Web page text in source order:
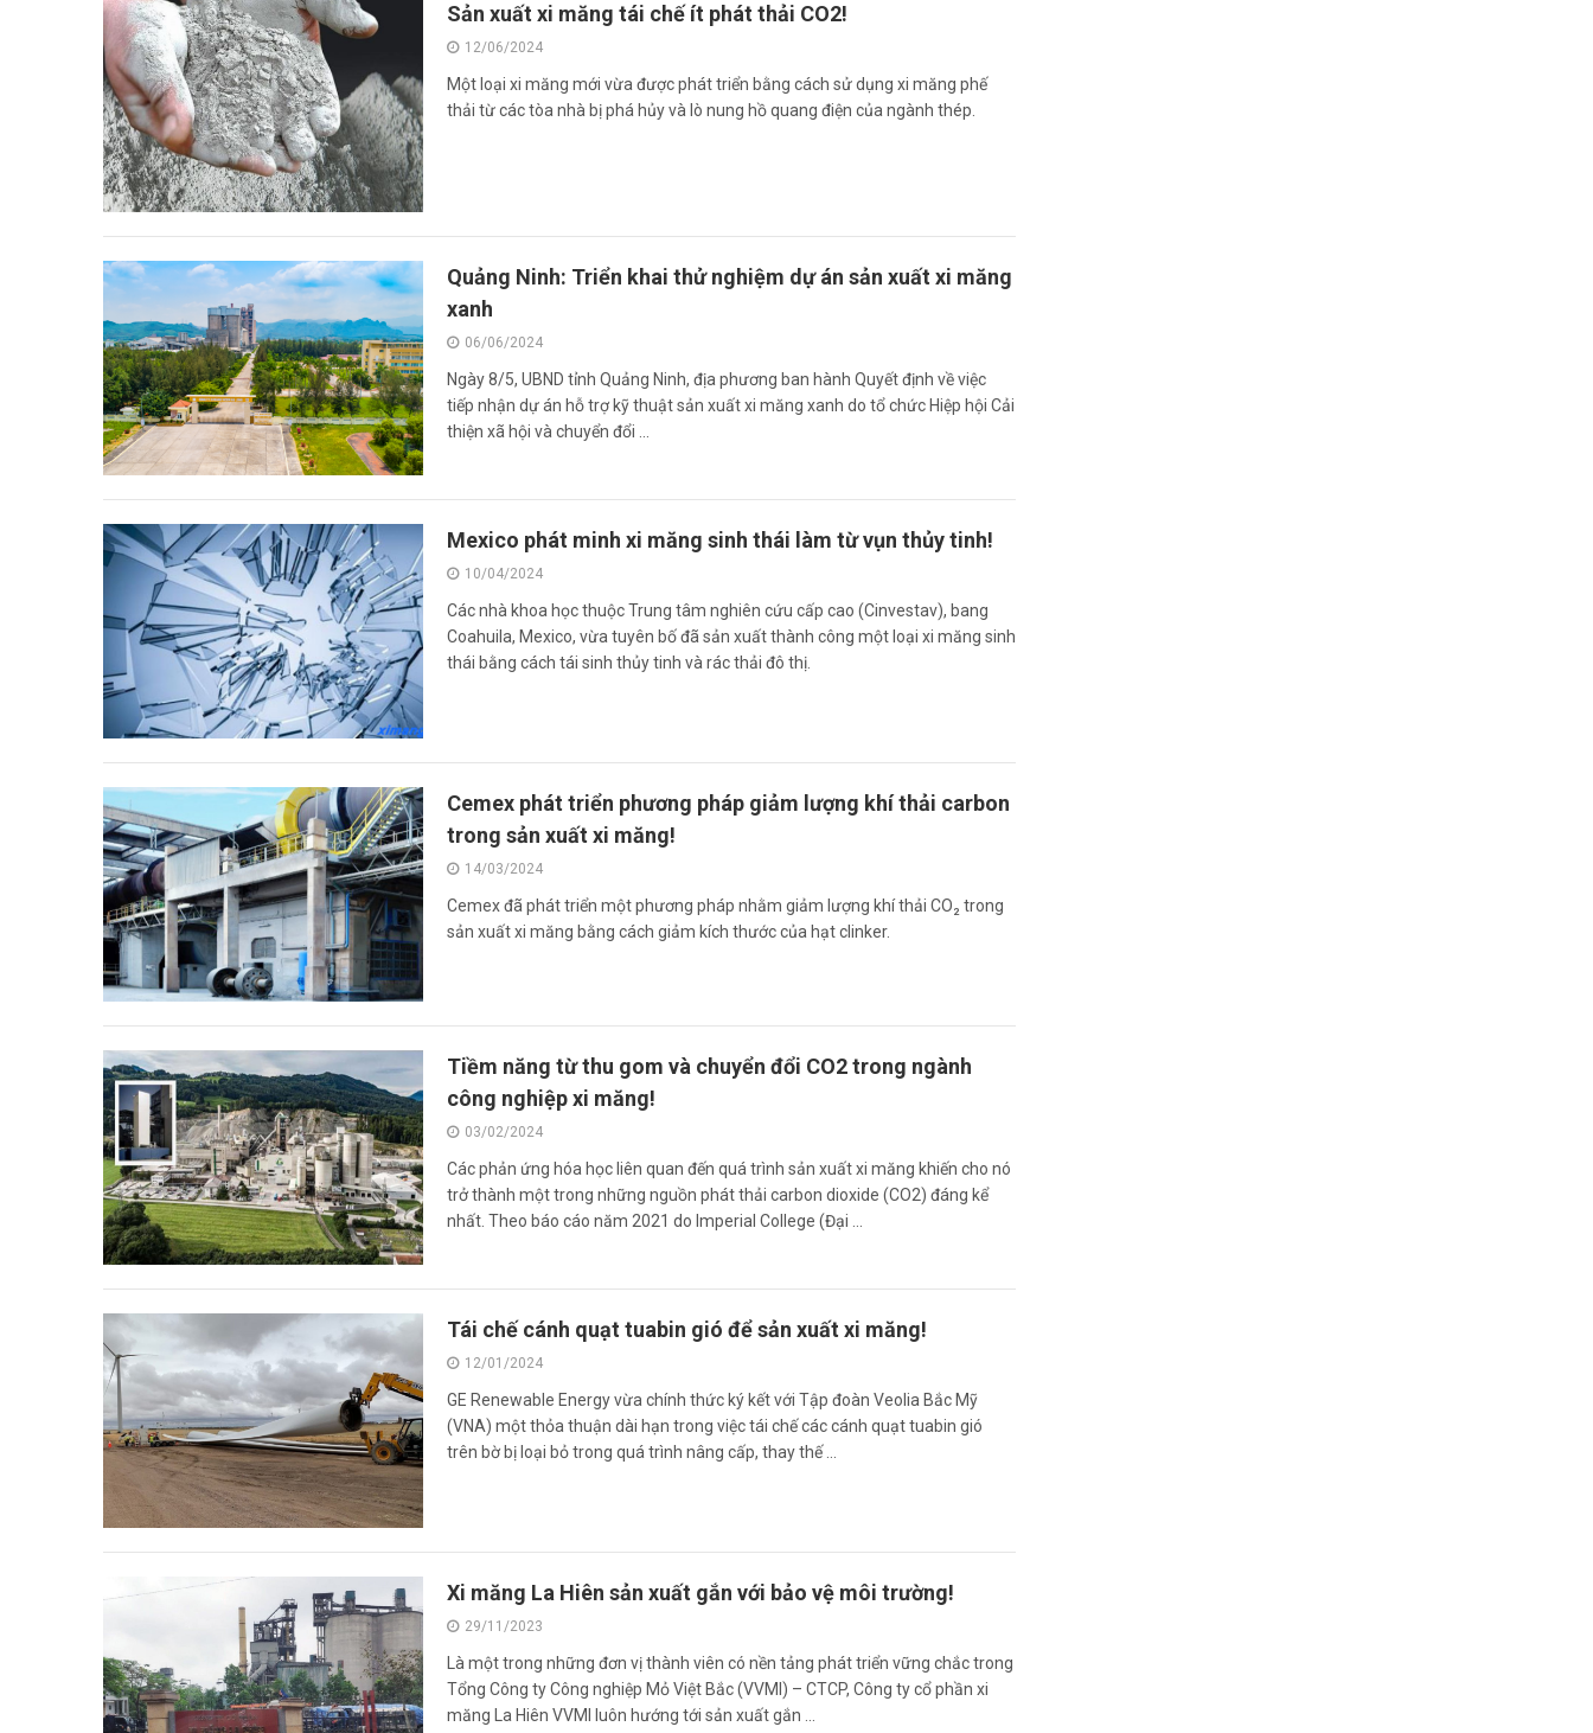
Sản xuất xi măng tái chế ít phát thải CO2!
12/06/2024
Một loại xi măng mới vừa được phát triển bằng cách sử dụng xi măng phế
thải từ các tòa nhà bị phá hủy và lò nung hồ quang điện của ngành thép.
Quảng Ninh: Triển khai thử nghiệm dự án sản xuất xi măng
xanh
06/06/2024
Ngày 8/5, UBND tỉnh Quảng Ninh, địa phương ban hành Quyết định về việc
tiếp nhận dự án hỗ trợ kỹ thuật sản xuất xi măng xanh do tổ chức Hiệp hội Cải
thiện xã hội và chuyển đổi ...
Mexico phát minh xi măng sinh thái làm từ vụn thủy tinh!
10/04/2024
Các nhà khoa học thuộc Trung tâm nghiên cứu cấp cao (Cinvestav), bang
Coahuila, Mexico, vừa tuyên bố đã sản xuất thành công một loại xi măng sinh
thái bằng cách tái sinh thủy tinh và rác thải đô thị.
Cemex phát triển phương pháp giảm lượng khí thải carbon
trong sản xuất xi măng!
14/03/2024
Cemex đã phát triển một phương pháp nhằm giảm lượng khí thải CO₂ trong
sản xuất xi măng bằng cách giảm kích thước của hạt clinker.
Tiềm năng từ thu gom và chuyển đổi CO2 trong ngành
công nghiệp xi măng!
03/02/2024
Các phản ứng hóa học liên quan đến quá trình sản xuất xi măng khiến cho nó
trở thành một trong những nguồn phát thải carbon dioxide (CO2) đáng kể
nhất. Theo báo cáo năm 2021 do Imperial College (Đại ...
Tái chế cánh quạt tuabin gió để sản xuất xi măng!
12/01/2024
GE Renewable Energy vừa chính thức ký kết với Tập đoàn Veolia Bắc Mỹ
(VNA) một thỏa thuận dài hạn trong việc tái chế các cánh quạt tuabin gió
trên bờ bị loại bỏ trong quá trình nâng cấp, thay thế ...
Xi măng La Hiên sản xuất gắn với bảo vệ môi trường!
29/11/2023
Là một trong những đơn vị thành viên có nền tảng phát triển vững chắc trong
Tổng Công ty Công nghiệp Mỏ Việt Bắc (VVMI) – CTCP, Công ty cổ phần xi
măng La Hiên VVMI luôn hướng tới sản xuất gắn ...